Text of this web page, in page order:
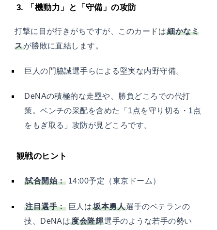
3. 「機動力」と「守備」の攻防
打撃に目が行きがちですが、このカードは細かなミ
スが勝敗に直結します。
巨人の門脇誠選手らによる堅実な内野守備。
DeNAの積極的な走塁や、勝負どころでの代打
策。ベンチの采配を含めた「1点を守り切る・1点
をもぎ取る」攻防が見どころです。
観戦のヒント
試合開始： 14:00予定（東京ドーム）
注目選手： 巨人は坂本勇人選手のベテランの
技、DeNAは度会隆輝選手のような若手の勢い